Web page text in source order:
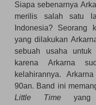
Siapa sebenarnya
merilis salah satu
Indonesia? Seorang
yang dilakukan
sebuah usaha
karena Arkarna
kelahirannya.
90an. Band ini
Little Time yang